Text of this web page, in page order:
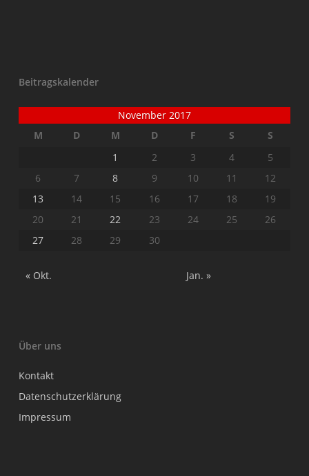
Beitragskalender
November 2017
M
D M D F S
S
1
2 3 4
5
6
7 8 9 10 11
12
13
14 15 16 17 18
19
20
21 22 23 24 25
26
27
28 29 30
« Okt. Jan. »
Über uns
Kontakt
Datenschutzerklärung
Impressum